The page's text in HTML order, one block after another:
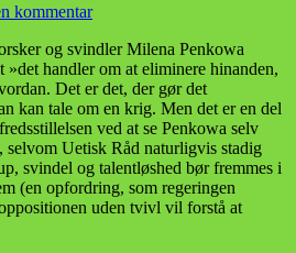
kommentar
og svindler Milena Penkowa
»det handler om at eliminere hinanden,
Det er det, der gør det
kan tale om en krig. Men det er en del
ved at se Penkowa selv
selvom Uetisk Råd naturligvis stadig
svindel og talentløshed bør fremmes i
(en opfordring, som regeringen
uden tvivl vil forstå at